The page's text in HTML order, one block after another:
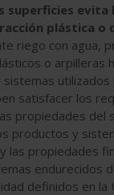
superficies
plástica o
riego con agua,
o arpilleras
utilizados
satisfacer los
propiedades del
productos y
las propiedades
endurecidos
definidos en la